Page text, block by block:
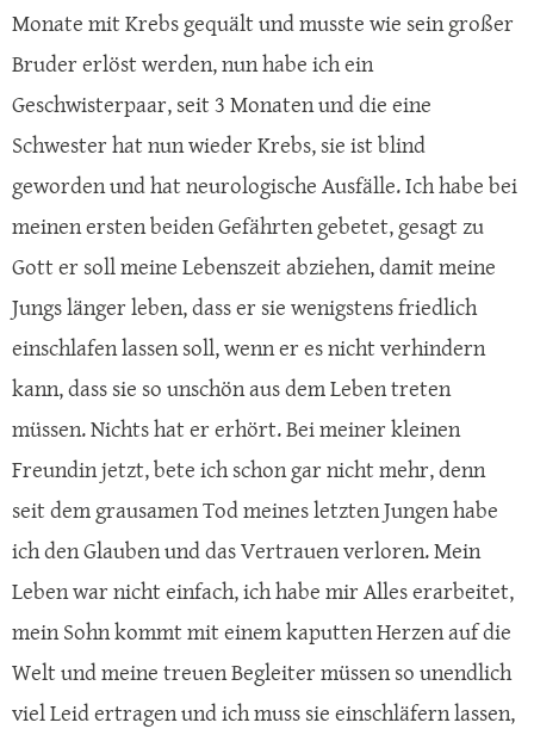
Monate mit Krebs gequält und musste wie sein großer
Bruder erlöst werden, nun habe ich ein
Geschwisterpaar, seit 3 Monaten und die eine
Schwester hat nun wieder Krebs, sie ist blind
geworden und hat neurologische Ausfälle. Ich habe bei
meinen ersten beiden Gefährten gebetet, gesagt zu
Gott er soll meine Lebenszeit abziehen, damit meine
Jungs länger leben, dass er sie wenigstens friedlich
einschlafen lassen soll, wenn er es nicht verhindern
kann, dass sie so unschön aus dem Leben treten
müssen. Nichts hat er erhört. Bei meiner kleinen
Freundin jetzt, bete ich schon gar nicht mehr, denn
seit dem grausamen Tod meines letzten Jungen habe
ich den Glauben und das Vertrauen verloren. Mein
Leben war nicht einfach, ich habe mir Alles erarbeitet,
mein Sohn kommt mit einem kaputten Herzen auf die
Welt und meine treuen Begleiter müssen so unendlich
viel Leid ertragen und ich muss sie einschläfern lassen,